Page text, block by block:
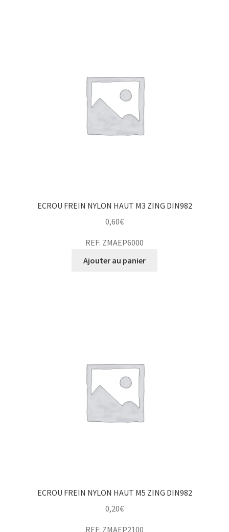
ECROU FREIN NYLON HAUT M3 ZING DIN982
0,60€
REF: ZMAEP6000
Ajouter au panier
ECROU FREIN NYLON HAUT M5 ZING DIN982
0,20€
REF: ZMAEP2100